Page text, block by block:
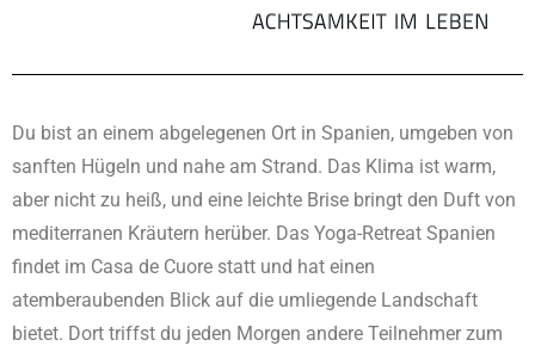
Du bist an einem abgelegenen Ort in Spanien, umgeben von
sanften Hügeln und nahe am Strand. Das Klima ist warm,
aber nicht zu heiß, und eine leichte Brise bringt den Duft von
mediterranen Kräutern herüber. Das Yoga-Retreat Spanien
findet im Casa de Cuore statt und hat einen
atemberaubenden Blick auf die umliegende Landschaft
bietet. Dort triffst du jeden Morgen andere Teilnehmer zum